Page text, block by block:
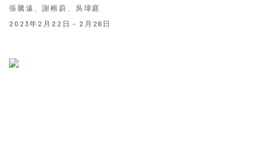
張騰遠、謝榕蔚、吳瑋庭
2023年2月22日 - 2月26日